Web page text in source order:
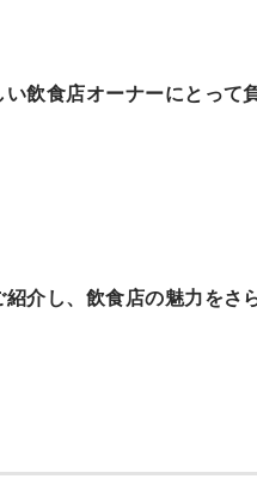
飲食店オーナーにとって
介し、飲食店の魅力をさ